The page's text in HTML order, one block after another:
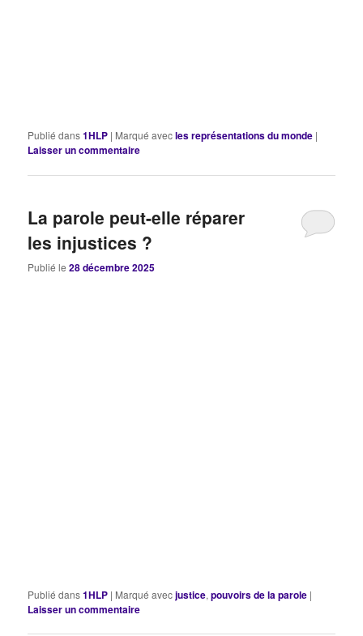
Publié dans1HLP | Marqué avecles représentations du monde |
Laisser un commentaire
La parole peut-elle réparer
les injustices ?
Publié le28 décembre 2025
Publié dans1HLP | Marqué avecjustice,pouvoirs de la parole |
Laisser un commentaire